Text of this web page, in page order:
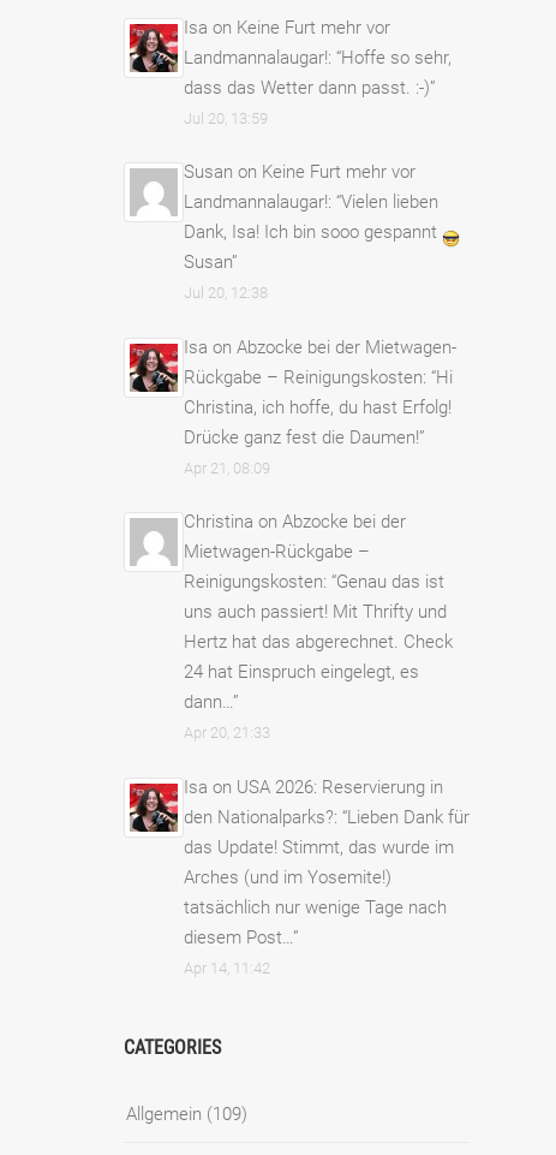
Isa on Keine Furt mehr vor
Landmannalaugar!: “Hoffe so sehr,
dass das Wetter dann passt. :-)”
Jul 20, 13:59
Susan on Keine Furt mehr vor
Landmannalaugar!: “Vielen lieben
Dank, Isa! Ich bin sooo gespannt
Susan”
Jul 20, 12:38
Isa on Abzocke bei der Mietwagen-
Rückgabe – Reinigungskosten: “Hi
Christina, ich hoffe, du hast Erfolg!
Drücke ganz fest die Daumen!”
Apr 21, 08:09
Christina on Abzocke bei der
Mietwagen-Rückgabe –
Reinigungskosten: “Genau das ist
uns auch passiert! Mit Thrifty und
Hertz hat das abgerechnet. Check
24 hat Einspruch eingelegt, es
dann…”
Apr 20, 21:33
Isa on USA 2026: Reservierung in
den Nationalparks?: “Lieben Dank für
das Update! Stimmt, das wurde im
Arches (und im Yosemite!)
tatsächlich nur wenige Tage nach
diesem Post…”
Apr 14, 11:42
CATEGORIES
Allgemein (109)